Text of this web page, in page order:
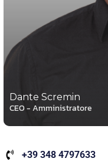
Dante Scremin
CEO - Amministratore
+39 348 4797633